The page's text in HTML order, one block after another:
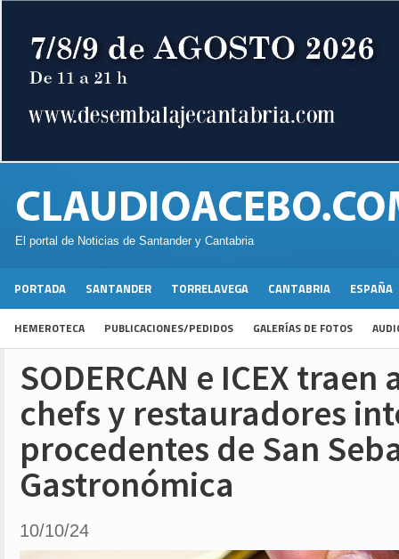
El portal de Noticias de Santander y Cantabria
PORTADA SANTANDER TORRELAVEGA CANTABRIA ESPAÑA
HEMEROTECA PUBLICACIONES/PEDIDOS GALERÍAS DE FOTOS
SODERCAN e ICEX
chefs y restauradores
procedentes de San
Gastronómica
10/10/24